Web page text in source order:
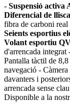
- Suspensió activa
Diferencial de
fibra de carboni
Seients esportius
Volant esportiu
d'arrencada
Pantalla tàctil de
navegació -
davanters i
arrencada sense
Disponible a la